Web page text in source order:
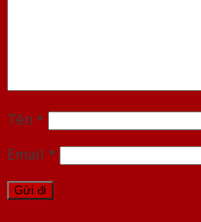
Tên *
Email *